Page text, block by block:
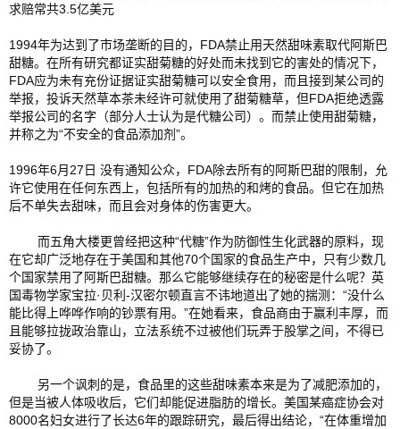
求赔常共3.5亿美元
1994年为达到了市场垄断的目的，FDA禁止用天然甜味素取代阿斯巴
甜糖。在所有研究都证实甜菊糖的好处而未找到它的害处的情况下，
FDA应为未有充份证据证实甜菊糖可以安全食用，而且接到某公司的
举报，投诉天然草本茶未经许可就使用了甜菊糖草，但FDA拒绝透露
举报公司的名字（部分人士认为是代糖公司）。而禁止使用甜菊糖，
并称之为“不安全的食品添加剂”。
1996年6月27日 没有通知公众，FDA除去所有的阿斯巴甜的限制，允
许它使用在任何东西上，包括所有的加热的和烤的食品。但它在加热
后不单失去甜味，而且会对身体的伤害更大。
而五角大楼更曾经把这种“代糖”作为防御性生化武器的原料，现
在它却广泛地存在于美国和其他70个国家的食品生产中，只有少数几
个国家禁用了阿斯巴甜糖。那么它能够继续存在的秘密是什么呢？英
国毒物学家宝拉·贝利-汉密尔顿直言不讳地道出了她的揣测：“没什么
能比得上哗哗作响的钞票有用。”在她看来，食品商由于赢利丰厚，而
且能够拉拢政治靠山，立法系统不过被他们玩弄于股掌之间，不得已
妥协了。
另一个讽刺的是，食品里的这些甜味素本来是为了减肥添加的，
但是当被人体吸收后，它们却能促进脂肪的增长。美国某癌症协会对
8000名妇女进行了长达6年的跟踪研究，最后得出结论，“在体重增加